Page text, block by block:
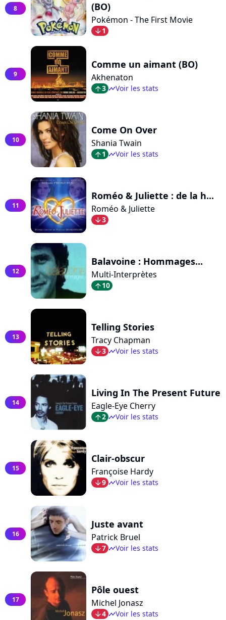
8
(BO)
Pokémon - The First Movie
arrow_bot1
9
Comme un aimant (BO)
Akhenaton
arrow_top3 timelineVoir les stats
10
Come On Over
Shania Twain
arrow_top1 timelineVoir les stats
11
Roméo & Juliette : de la h...
Roméo & Juliette
arrow_bot3
12
Balavoine : Hommages...
Multi-Interprètes
arrow_top10
13
Telling Stories
Tracy Chapman
arrow_bot3 timelineVoir les stats
14
Living In The Present Future
Eagle-Eye Cherry
arrow_top2 timelineVoir les stats
15
Clair-obscur
Françoise Hardy
arrow_bot9 timelineVoir les stats
16
Juste avant
Patrick Bruel
arrow_bot7 timelineVoir les stats
17
Pôle ouest
Michel Jonasz
arrow_bot4 timelineVoir les stats